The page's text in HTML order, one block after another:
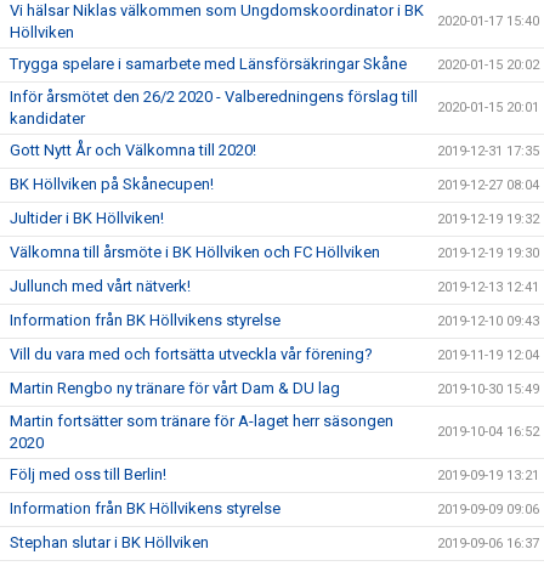
Vi hälsar Niklas välkommen som Ungdomskoordinator i BK
Höllviken
2020-01-17 15:40
Trygga spelare i samarbete med Länsförsäkringar Skåne 2020-01-15 20:02
Inför årsmötet den 26/2 2020 - Valberedningens förslag till
kandidater
2020-01-15 20:01
Gott Nytt År och Välkomna till 2020! 2019-12-31 17:35
BK Höllviken på Skånecupen! 2019-12-27 08:04
Jultider i BK Höllviken! 2019-12-19 19:32
Välkomna till årsmöte i BK Höllviken och FC Höllviken 2019-12-19 19:30
Jullunch med vårt nätverk! 2019-12-13 12:41
Information från BK Höllvikens styrelse 2019-12-10 09:43
Vill du vara med och fortsätta utveckla vår förening? 2019-11-19 12:04
Martin Rengbo ny tränare för vårt Dam & DU lag 2019-10-30 15:49
Martin fortsätter som tränare för A-laget herr säsongen
2020
2019-10-04 16:52
Följ med oss till Berlin! 2019-09-19 13:21
Information från BK Höllvikens styrelse 2019-09-09 09:06
Stephan slutar i BK Höllviken 2019-09-06 16:37